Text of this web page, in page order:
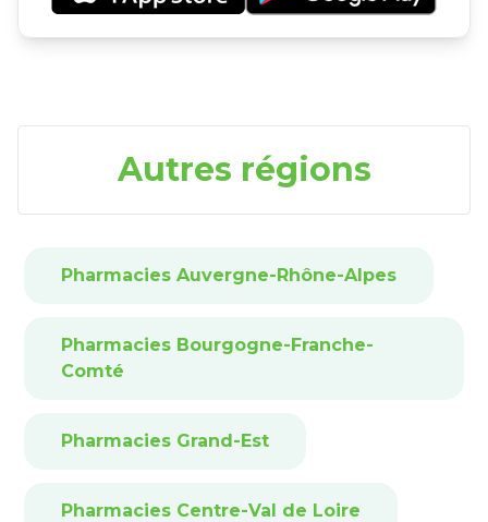
Autres régions
Pharmacies Auvergne-Rhône-Alpes
Pharmacies Bourgogne-Franche-
Comté
Pharmacies Grand-Est
Pharmacies Centre-Val de Loire